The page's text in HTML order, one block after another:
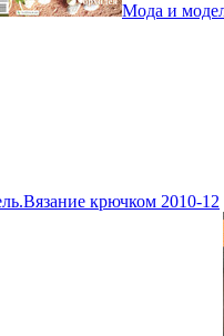
Мода и
крючком 2010-12